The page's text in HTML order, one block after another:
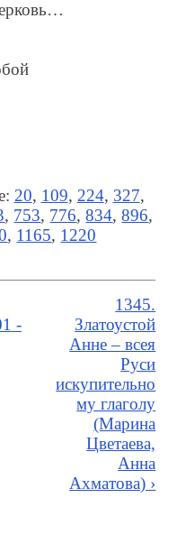
20, 109, 224, 327,
, 753, 776,834,896,
, 1165, 1220
-
1345.
Златоустой
Анне – всея
Руси
искупительно
му глаголу
(Марина
Цветаева,
Анна
Ахматова) ›